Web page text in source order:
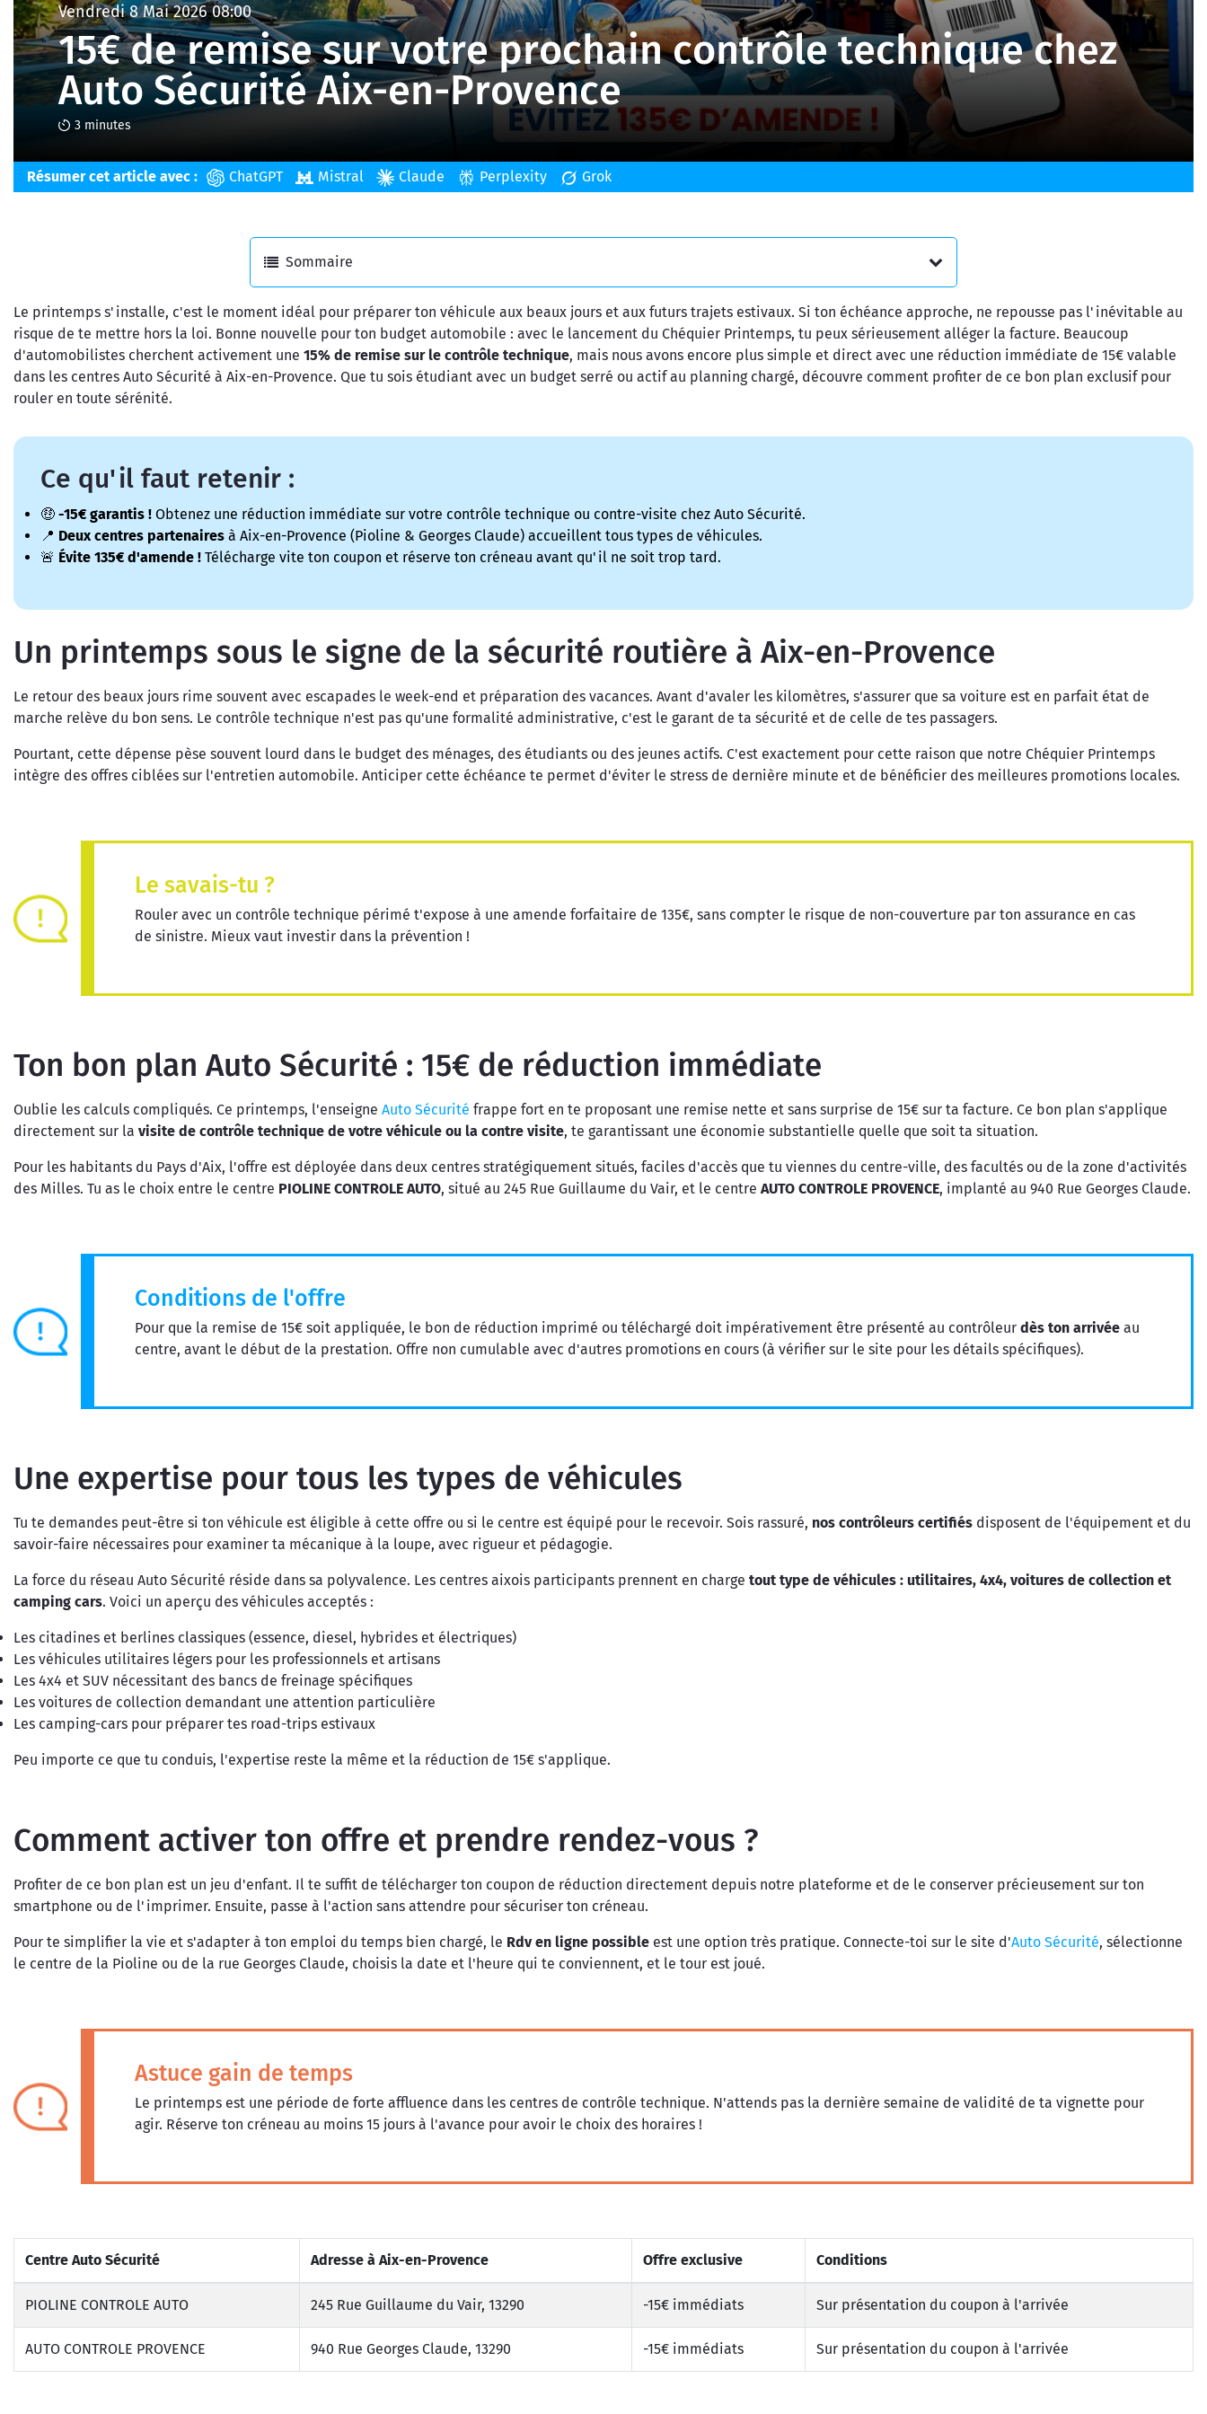
Vendredi 8 Mai 2026 08:00
15€ de remise sur votre prochain contrôle technique chez
Auto Sécurité Aix-en-Provence
3 minutes
Résumer cet article avec : ChatGPT Mistral Claude Perplexity Grok
Sommaire
Le printemps s'installe, c'est le moment idéal pour préparer ton véhicule aux beaux jours et aux futurs trajets estivaux. Si ton échéance approche, ne repousse pas l'inévitable au
risque de te mettre hors la loi. Bonne nouvelle pour ton budget automobile : avec le lancement du Chéquier Printemps, tu peux sérieusement alléger la facture. Beaucoup
d'automobilistes cherchent activement une 15% de remise sur le contrôle technique, mais nous avons encore plus simple et direct avec une réduction immédiate de 15€ valable
dans les centres Auto Sécurité à Aix-en-Provence. Que tu sois étudiant avec un budget serré ou actif au planning chargé, découvre comment profiter de ce bon plan exclusif pour
rouler en toute sérénité.
Ce qu'il faut retenir :
🤑 -15€ garantis ! Obtenez une réduction immédiate sur votre contrôle technique ou contre-visite chez Auto Sécurité.
📍 Deux centres partenaires à Aix-en-Provence (Pioline & Georges Claude) accueillent tous types de véhicules.
🚨 Évite 135€ d'amende ! Télécharge vite ton coupon et réserve ton créneau avant qu'il ne soit trop tard.
Un printemps sous le signe de la sécurité routière à Aix-en-Provence
Le retour des beaux jours rime souvent avec escapades le week-end et préparation des vacances. Avant d'avaler les kilomètres, s'assurer que sa voiture est en parfait état de
marche relève du bon sens. Le contrôle technique n'est pas qu'une formalité administrative, c'est le garant de ta sécurité et de celle de tes passagers.
Pourtant, cette dépense pèse souvent lourd dans le budget des ménages, des étudiants ou des jeunes actifs. C'est exactement pour cette raison que notre Chéquier Printemps
intègre des offres ciblées sur l'entretien automobile. Anticiper cette échéance te permet d'éviter le stress de dernière minute et de bénéficier des meilleures promotions locales.
Le savais-tu ?
Rouler avec un contrôle technique périmé t'expose à une amende forfaitaire de 135€, sans compter le risque de non-couverture par ton assurance en cas
de sinistre. Mieux vaut investir dans la prévention !
Ton bon plan Auto Sécurité : 15€ de réduction immédiate
Oublie les calculs compliqués. Ce printemps, l'enseigne Auto Sécurité frappe fort en te proposant une remise nette et sans surprise de 15€ sur ta facture. Ce bon plan s'applique
directement sur la visite de contrôle technique de votre véhicule ou la contre visite, te garantissant une économie substantielle quelle que soit ta situation.
Pour les habitants du Pays d'Aix, l'offre est déployée dans deux centres stratégiquement situés, faciles d'accès que tu viennes du centre-ville, des facultés ou de la zone d'activités
des Milles. Tu as le choix entre le centre PIOLINE CONTROLE AUTO, situé au 245 Rue Guillaume du Vair, et le centre AUTO CONTROLE PROVENCE, implanté au 940 Rue Georges Claude.
Conditions de l'offre
Pour que la remise de 15€ soit appliquée, le bon de réduction imprimé ou téléchargé doit impérativement être présenté au contrôleur dès ton arrivée au
centre, avant le début de la prestation. Offre non cumulable avec d'autres promotions en cours (à vérifier sur le site pour les détails spécifiques).
Une expertise pour tous les types de véhicules
Tu te demandes peut-être si ton véhicule est éligible à cette offre ou si le centre est équipé pour le recevoir. Sois rassuré, nos contrôleurs certifiés disposent de l'équipement et du
savoir-faire nécessaires pour examiner ta mécanique à la loupe, avec rigueur et pédagogie.
La force du réseau Auto Sécurité réside dans sa polyvalence. Les centres aixois participants prennent en charge tout type de véhicules : utilitaires, 4x4, voitures de collection et
camping cars. Voici un aperçu des véhicules acceptés :
Les citadines et berlines classiques (essence, diesel, hybrides et électriques)
Les véhicules utilitaires légers pour les professionnels et artisans
Les 4x4 et SUV nécessitant des bancs de freinage spécifiques
Les voitures de collection demandant une attention particulière
Les camping-cars pour préparer tes road-trips estivaux
Peu importe ce que tu conduis, l'expertise reste la même et la réduction de 15€ s'applique.
Comment activer ton offre et prendre rendez-vous ?
Profiter de ce bon plan est un jeu d'enfant. Il te suffit de télécharger ton coupon de réduction directement depuis notre plateforme et de le conserver précieusement sur ton
smartphone ou de l'imprimer. Ensuite, passe à l'action sans attendre pour sécuriser ton créneau.
Pour te simplifier la vie et s'adapter à ton emploi du temps bien chargé, le Rdv en ligne possible est une option très pratique. Connecte-toi sur le site d'Auto Sécurité, sélectionne
le centre de la Pioline ou de la rue Georges Claude, choisis la date et l'heure qui te conviennent, et le tour est joué.
Astuce gain de temps
Le printemps est une période de forte affluence dans les centres de contrôle technique. N'attends pas la dernière semaine de validité de ta vignette pour
agir. Réserve ton créneau au moins 15 jours à l'avance pour avoir le choix des horaires !
Centre Auto Sécurité Adresse à Aix-en-Provence Offre exclusive Conditions
PIOLINE CONTROLE AUTO 245 Rue Guillaume du Vair, 13290 -15€ immédiats Sur présentation du coupon à l'arrivée
AUTO CONTROLE PROVENCE 940 Rue Georges Claude, 13290 -15€ immédiats Sur présentation du coupon à l'arrivée